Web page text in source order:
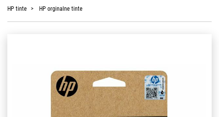
HP tinte HP orginalne tinte